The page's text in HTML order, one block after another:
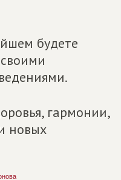
будете
гармонии,
новых